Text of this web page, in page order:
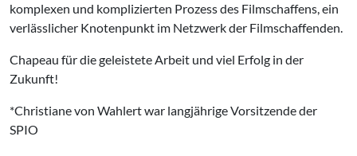
komplexen und komplizierten Prozess des Filmschaffens, ein
verlässlicher Knotenpunkt im Netzwerk der Filmschaffenden.
Chapeau für die geleistete Arbeit und viel Erfolg in der
Zukunft!
*Christiane von Wahlert war langjährige Vorsitzende der
SPIO